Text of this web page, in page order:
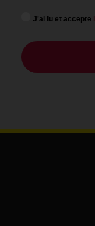
Consentment
J'ai lu et accepte